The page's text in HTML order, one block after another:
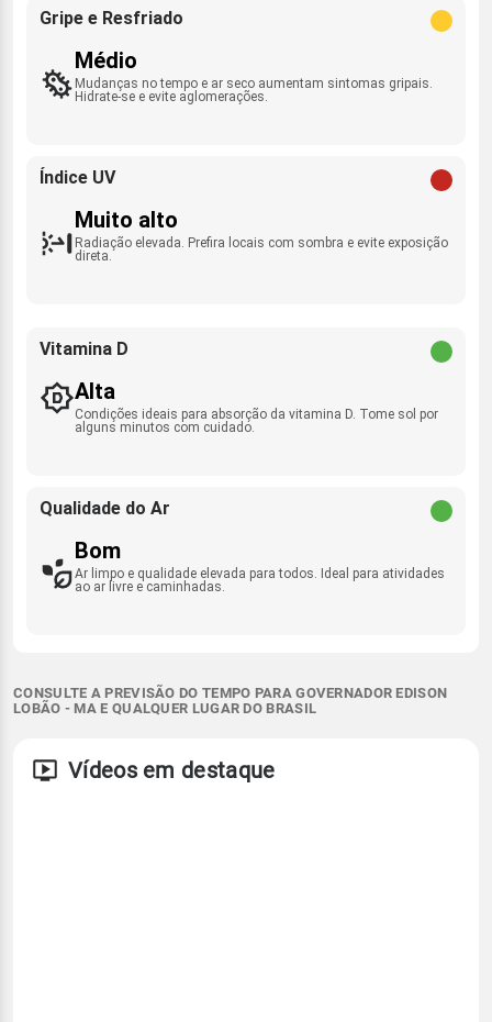
Gripe e Resfriado
Médio
Mudanças no tempo e ar seco aumentam sintomas gripais.
Hidrate-se e evite aglomerações.
Índice UV
Muito alto
Radiação elevada. Prefira locais com sombra e evite exposição
direta.
Vitamina D
Alta
Condições ideais para absorção da vitamina D. Tome sol por
alguns minutos com cuidado.
Qualidade do Ar
Bom
Ar limpo e qualidade elevada para todos. Ideal para atividades
ao ar livre e caminhadas.
CONSULTE A PREVISÃO DO TEMPO PARA GOVERNADOR EDISON
LOBÃO - MA E QUALQUER LUGAR DO BRASIL
Vídeos em destaque